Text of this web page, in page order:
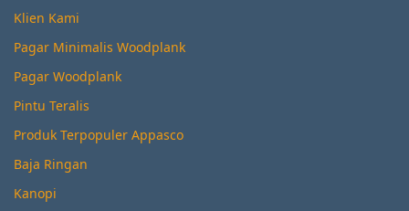
Klien Kami
Pagar Minimalis Woodplank
Pagar Woodplank
Pintu Teralis
Produk Terpopuler Appasco
Baja Ringan
Kanopi